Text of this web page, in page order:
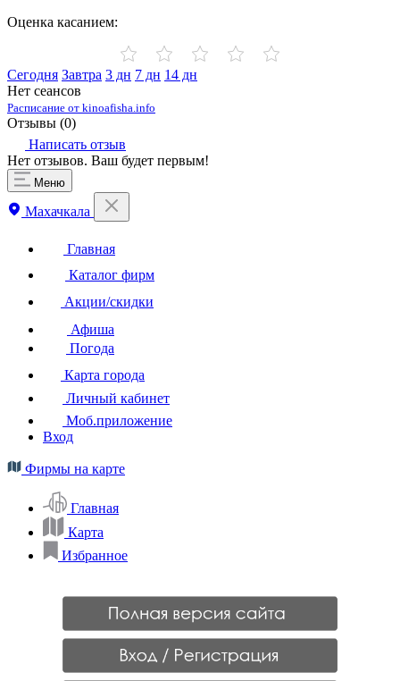
Оценка касанием:
Сегодня Завтра 3 дн 7 дн 14 дн
Нет сеансов
Расписание от kinoafisha.info
Отзывы (0)
Написать отзыв
Нет отзывов. Ваш будет первым!
Меню
Махачкала
Главная
Каталог фирм
Акции/скидки
Афиша
Погода
Карта города
Личный кабинет
Моб.приложение
Вход
Фирмы на карте
Главная
Карта
Избранное